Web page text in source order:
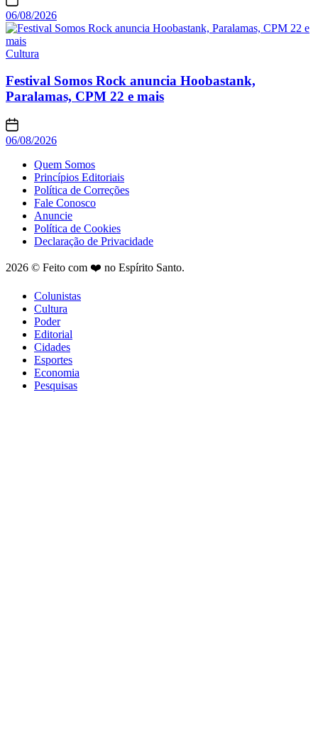
06/08/2026
Cultura
Festival Somos Rock anuncia Hoobastank,
Paralamas, CPM 22 e mais
06/08/2026
Quem Somos
Princípios Editoriais
Política de Correções
Fale Conosco
Anuncie
Política de Cookies
Declaração de Privacidade
2026 © Feito com ❤️ no Espírito Santo.
Colunistas
Cultura
Poder
Editorial
Cidades
Esportes
Economia
Pesquisas